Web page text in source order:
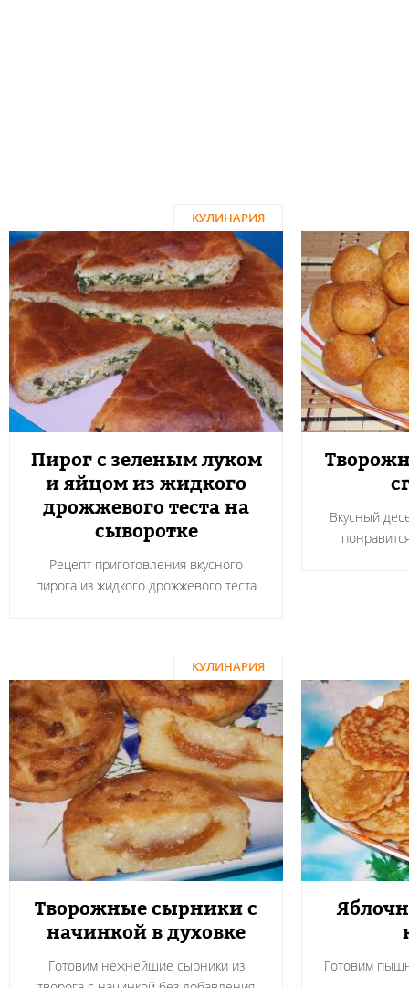
КУЛИНАРИЯ
Пирог с зеленым луком
и яйцом из жидкого
дрожжевого теста на
сыворотке
Рецепт приготовления вкусного
пирога из жидкого дрожжевого теста
Вкусный
КУЛИНАРИЯ
Творожные сырники с
начинкой в духовке
Готовим нежнейшие сырники из
Готовим